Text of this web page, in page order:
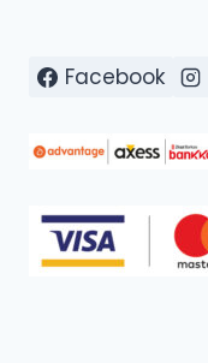
Facebook